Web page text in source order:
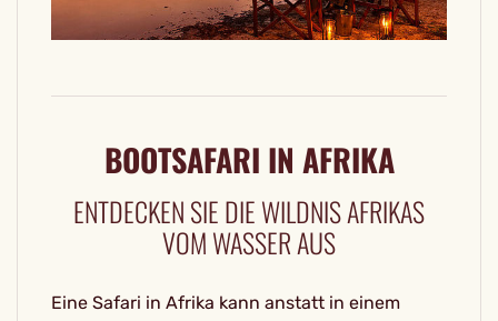
BOOTSAFARI IN AFRIKA
ENTDECKEN SIE DIE WILDNIS AFRIKAS
VOM WASSER AUS
Eine Safari in Afrika kann anstatt in einem